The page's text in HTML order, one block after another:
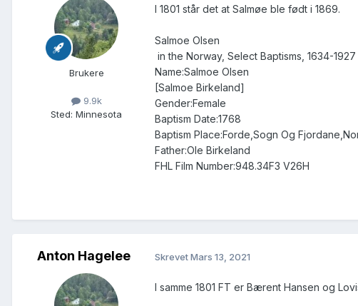
Brukere
9.9k
Sted: Minnesota
I 1801 står det at Salmøe ble født i 1869.
Salmoe Olsen
in the Norway, Select Baptisms, 1634-1927
Name:Salmoe Olsen
[Salmoe Birkeland]
Gender:Female
Baptism Date:1768
Baptism Place:Forde,Sogn Og
Father:Ole Birkeland
FHL Film Number:948.34F3 V26H
Anton Hagelee SkrevetMars 13, 2021
I samme 1801 FT er Bærent Hansen og